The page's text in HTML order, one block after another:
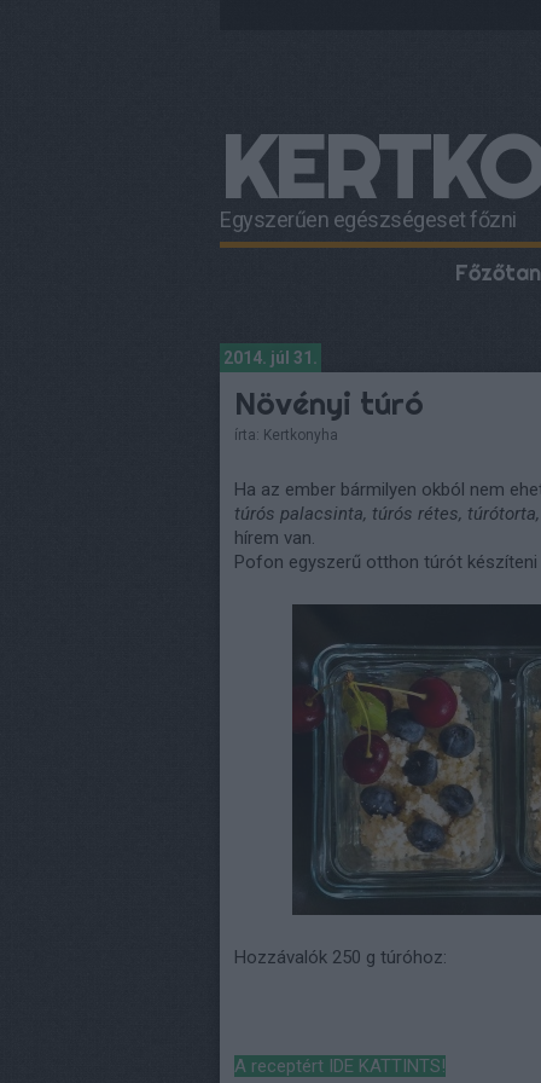
Egyszerűen egészségeset főzni
2014. júl 31.
Növényi túró
írta: Kertkonyha
Ha az ember bármilyen okból nem
túrós palacsinta, túrós rétes,
hírem van.
Pofon egyszerű otthon túrót készíteni
Hozzávalók 250 g túróhoz:
A receptért IDE KATTINTS!